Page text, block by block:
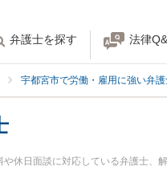
弁護士を探す 法律
宇都宮市で労働・雇用に強い弁
休日面談に対応している弁護士、